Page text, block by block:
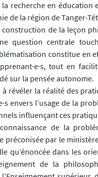
recherche en éducation
de la région de Tanger-
de la leçon
question centrale
constitue en
tout en
sur la pensée autonome.
révéler la réalité des
envers l’usage de la
influençant ces
de la
par le
qu’énoncée dans les
de la